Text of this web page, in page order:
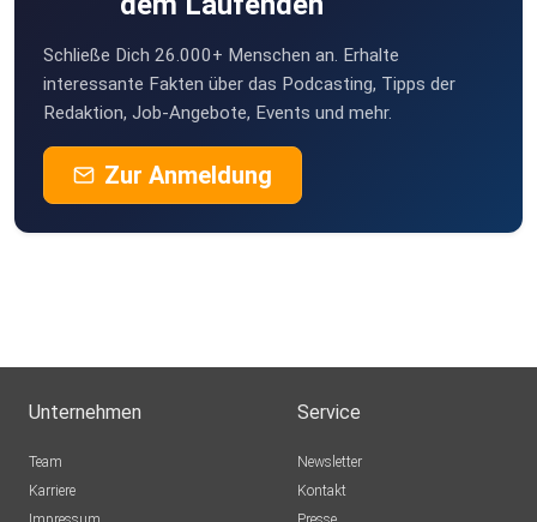
Schließe Dich 26.000+ Menschen an. Erhalte
interessante Fakten über das Podcasting, Tipps der
Redaktion, Job-Angebote, Events und mehr.
Zur Anmeldung
Unternehmen
Team
Karriere
Service
Newsletter
Kontakt